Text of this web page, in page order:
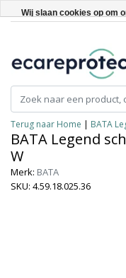
Terug naar Home | BATA
BATA Legend
W
Merk: BATA
SKU: 4.59.18.025.36
Wij slaan cookies op om